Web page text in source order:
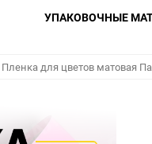
УПАКОВОЧНЫЕ
Пленка для цветов матовая